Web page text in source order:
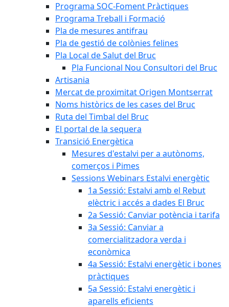
Programa SOC-Foment Pràctiques
Programa Treball i Formació
Pla de mesures antifrau
Pla de gestió de colònies felines
Pla Local de Salut del Bruc
Pla Funcional Nou Consultori del Bruc
Artisania
Mercat de proximitat Origen Montserrat
Noms històrics de les cases del Bruc
Ruta del Timbal del Bruc
El portal de la sequera
Transició Energètica
Mesures d'estalvi per a autònoms,
comerços i Pimes
Sessions Webinars Estalvi energètic
1a Sessió: Estalvi amb el Rebut
elèctric i accés a dades El Bruc
2a Sessió: Canviar potència i tarifa
3a Sessió: Canviar a
comercialitzadora verda i
econòmica
4a Sessió: Estalvi energètic i bones
pràctiques
5a Sessió: Estalvi energètic i
aparells eficients